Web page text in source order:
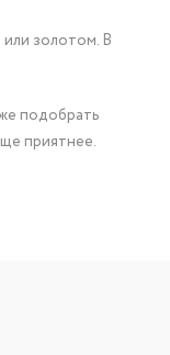
золотом. В
подобрать
приятнее.